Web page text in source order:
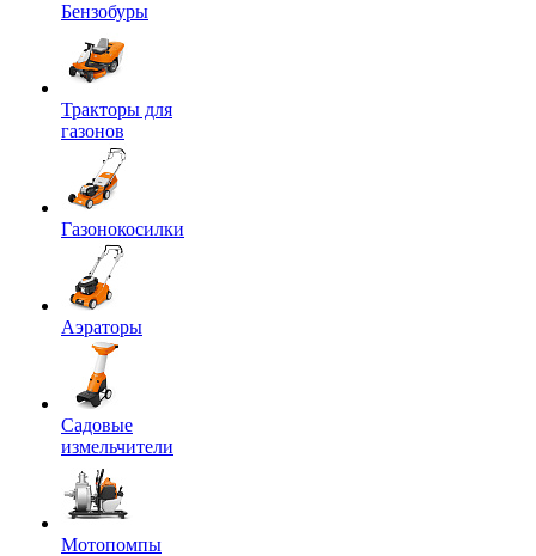
Бензобуры
Тракторы для
газонов
Газонокосилки
Аэраторы
Садовые
измельчители
Мотопомпы